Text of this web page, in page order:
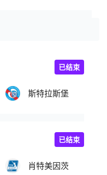
斯特拉斯堡
已结束
肖特美因茨
已结束